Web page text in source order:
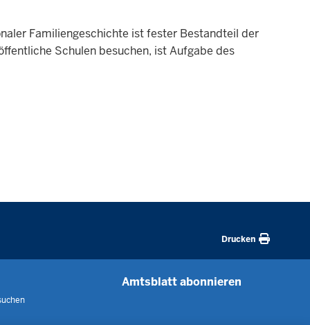
Fa­mi­li­en­ge­schichte ist fester Be­standteil der
Schulen be­suchen, ist Aufgabe des
Drucken
Amtsblatt abonnieren